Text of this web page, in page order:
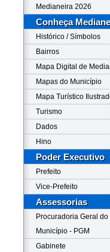
Medianeira 2026
Conheça
Histórico / Símbolos
Bairros
Mapa Digital de
Mapas do Município
Mapa Turístico
Turismo
Dados
Hino
Poder Executivo
Prefeito
Vice-Prefeito
Assessorias
Procuradoria Geral do
Município - PGM
Gabinete